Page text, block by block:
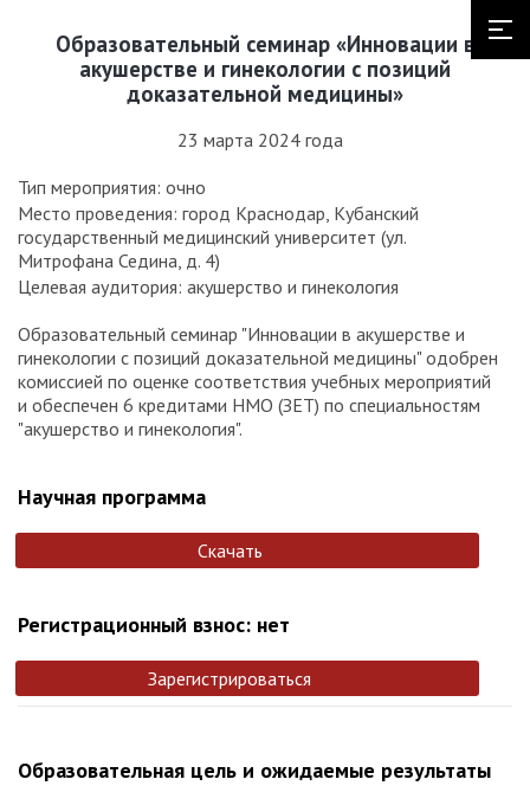
Образовательный семинар «Инновации в
акушерстве и гинекологии с позиций
доказательной медицины»
23 марта 2024 года
Тип мероприятия: очно
Место проведения: город Краснодар, Кубанский
государственный медицинский университет (ул.
Митрофана Седина, д. 4)
Целевая аудитория: акушерство и гинекология
Образовательный семинар "Инновации в акушерстве и
гинекологии с позиций доказательной медицины" одобрен
комиссией по оценке соответствия учебных мероприятий
и обеспечен 6 кредитами НМО (ЗЕТ) по специальностям
"акушерство и гинекология".
Научная программа
Скачать
Регистрационный взнос: нет
Зарегистрироваться
Образовательная цель и ожидаемые результаты